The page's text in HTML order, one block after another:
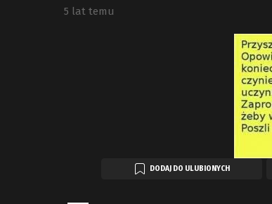
5 lat temu
DODAJ DO ULUBIONYCH